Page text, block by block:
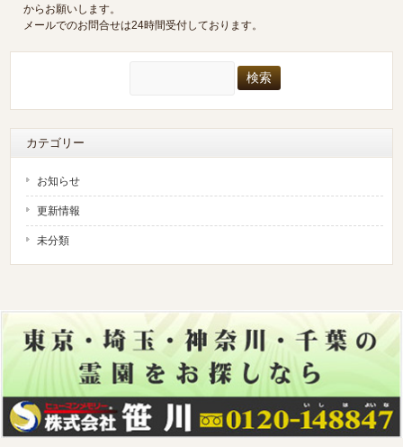
からお願いします。
メールでのお問合せは24時間受付しております。
カテゴリー
お知らせ
更新情報
未分類